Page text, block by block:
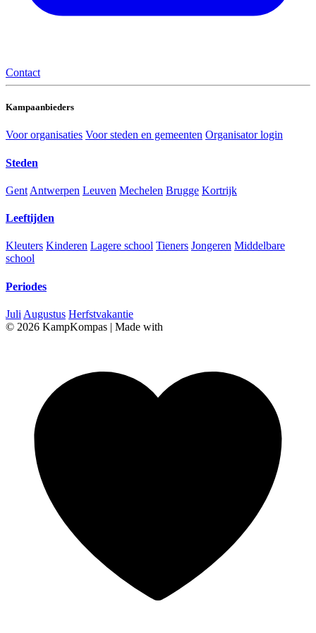
Contact
Kampaanbieders
Voor organisaties Voor steden en gemeenten Organisator login
Steden
Gent Antwerpen Leuven Mechelen Brugge Kortrijk
Leeftijden
Kleuters Kinderen Lagere school Tieners Jongeren Middelbare
school
Periodes
Juli Augustus Herfstvakantie
© 2026 KampKompas | Made with